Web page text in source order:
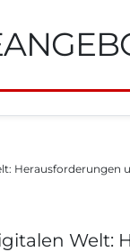
Herausforderungen
Welt: